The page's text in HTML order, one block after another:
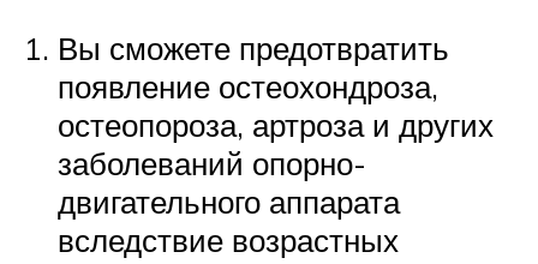
Вы сможете предотвратить
появление остеохондроза,
остеопороза, артроза и других
заболеваний опорно-
двигательного аппарата
вследствие возрастных